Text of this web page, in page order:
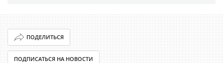
ПОДЕЛИТЬСЯ
ПОДПИСАТЬСЯ НА НОВОСТИ